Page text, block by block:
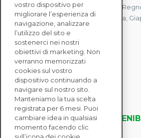
Abbiamo uffici in Francia, Stati Uniti,
Mauritius, Polonia, Canada, Germania,
Singapore.
CONTATTACI
SOLUZIONI
ENTERPRISE
VALUTAZIONI DELLA
RISORSE
vostro dispositivo per
migliorare l’esperienza di
navigazione, analizzare
l’utilizzo del sito e
sostenerci nei nostri
obiettivi di marketing. Non
verranno memorizzati
cookies sul vostro
dispositivo continuando a
navigare sul nostro sito.
Manteniamo la tua scelta
registrata per 6 mesi. Puoi
cambiare idea in qualsiasi
momento facendo clic